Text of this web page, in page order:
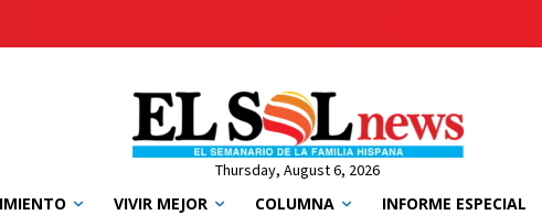
Thursday, August 6, 2026
VIVIR MEJOR COLUMNA INFORME ESPECIAL